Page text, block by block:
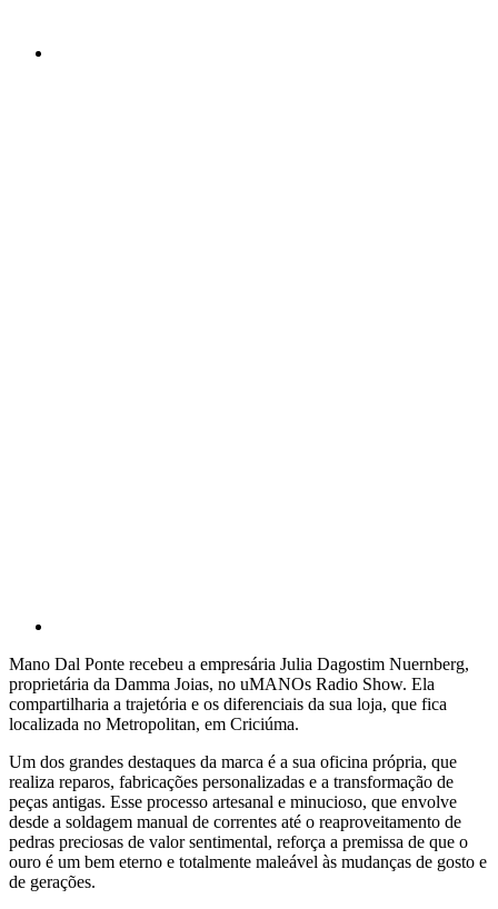
Mano Dal Ponte recebeu a empresária Julia Dagostim Nuernberg,
proprietária da Damma Joias, no uMANOs Radio Show. Ela
compartilharia a trajetória e os diferenciais da sua loja, que fica
localizada no Metropolitan, em Criciúma.
Um dos grandes destaques da marca é a sua oficina própria, que
realiza reparos, fabricações personalizadas e a transformação de
peças antigas. Esse processo artesanal e minucioso, que envolve
desde a soldagem manual de correntes até o reaproveitamento de
pedras preciosas de valor sentimental, reforça a premissa de que o
ouro é um bem eterno e totalmente maleável às mudanças de gosto e
de gerações.